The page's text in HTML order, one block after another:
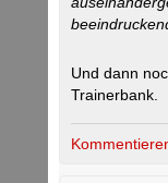
Und dann
Trainerbank.